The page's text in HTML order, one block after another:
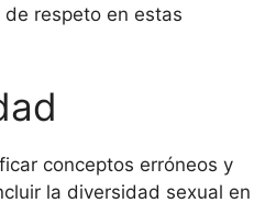
respeto en estas
conceptos erróneos y
la diversidad sexual en